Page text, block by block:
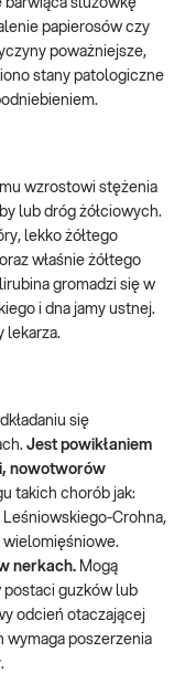
barwiąca śluzówkę
papierosów czy
poważniejsze,
stany patologiczne
wzrostowi stężenia
lub dróg żółciowych.
lekko żółtego
właśnie żółtego
gromadzi się w
i dna jamy ustnej.
lekarza.
się
Jest powikłaniem
nowotworów
takich chorób jak:
Leśniowskiego-Crohna,
wielomięśniowe.
nerkach. Mogą
postaci guzków lub
odcień otaczającej
wymaga poszerzenia